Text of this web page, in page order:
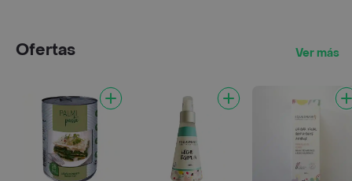
Ofertas Ver más